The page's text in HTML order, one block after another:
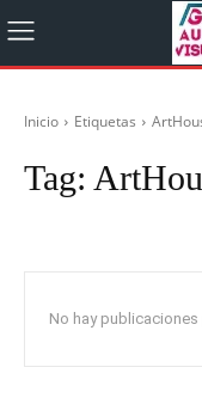
Inicio Etiquetas
Tag:
No hay